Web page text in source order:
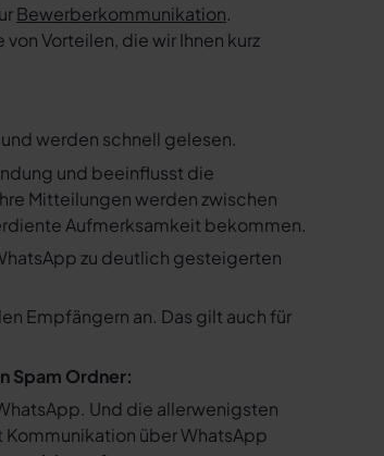
Bewerberkommunikation.
Vorteilen, die wir Ihnen kurz
und werden schnell gelesen.
und beeinflusst die
Mitteilungen werden zwischen
Aufmerksamkeit bekommen.
zu deutlich gesteigerten
Empfängern an. Das gilt auch für
Spam Ordner:
Und die allerwenigsten
über WhatsApp